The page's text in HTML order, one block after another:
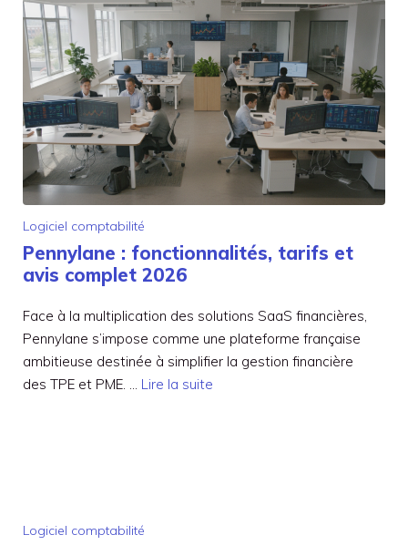
Logiciel comptabilité
Pennylane : fonctionnalités, tarifs et
avis complet 2026
Face à la multiplication des solutions SaaS financières,
Pennylane s’impose comme une plateforme française
ambitieuse destinée à simplifier la gestion financière
des TPE et PME. … Lire la suite
Logiciel comptabilité